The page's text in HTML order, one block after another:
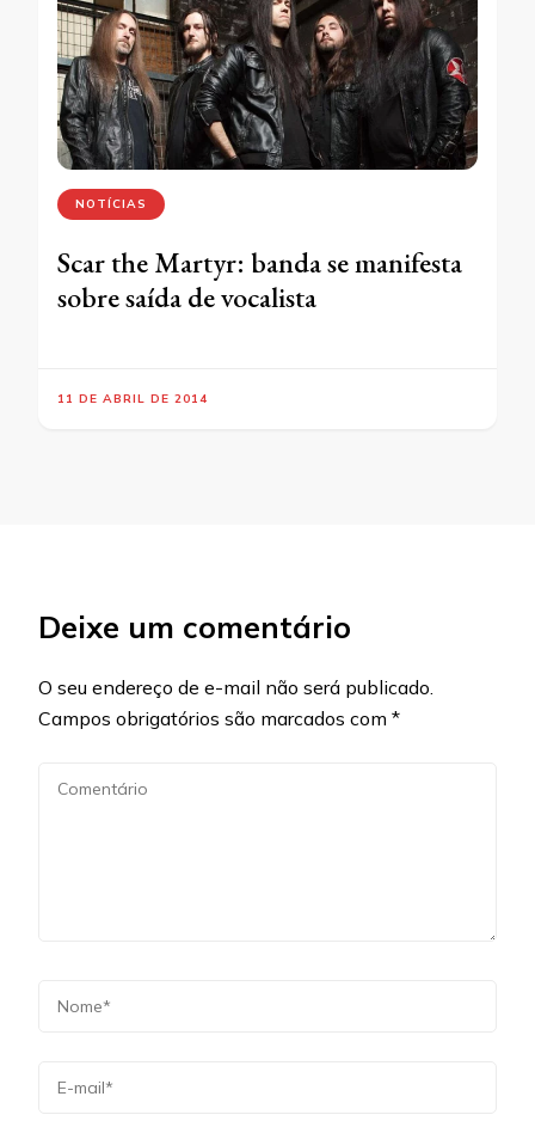
NOTÍCIAS
Scar the Martyr: banda se manifesta
sobre saída de vocalista
11 DE ABRIL DE 2014
Deixe um comentário
O seu endereço de e-mail não será publicado.
Campos obrigatórios são marcados com *